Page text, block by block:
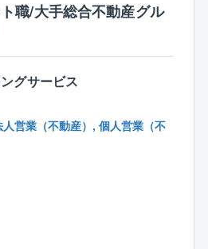
ぐため、平日19時にはPC自動
PC利用は上長承認が事前に必
て、同社では時差出勤の利用
」10:00～19:00
出」12:00～21:00
プライベートな理由であって
組合の会計原則を業界標準と
業界に先んじてシステムを導
のパイオニアとして業界全体
のであればどんどん社員の方
。
/計画有給の導入など社員の声
ています。
ンティブを支給します。
い物件に悩まれるオーナー様
ン提案などを行うこともあり
り入居が決まることも。未来
、喜ばれながら稼いでくださ
職/大手総合不動産グル
グサービス
営業（不動産）, 個人営業（不